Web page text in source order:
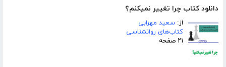
دانلود کتاب چرا تغییر نمیکنم؟
از: سعید مهرابی
کتاب‌های روانشناسی
۲۱ صفحه